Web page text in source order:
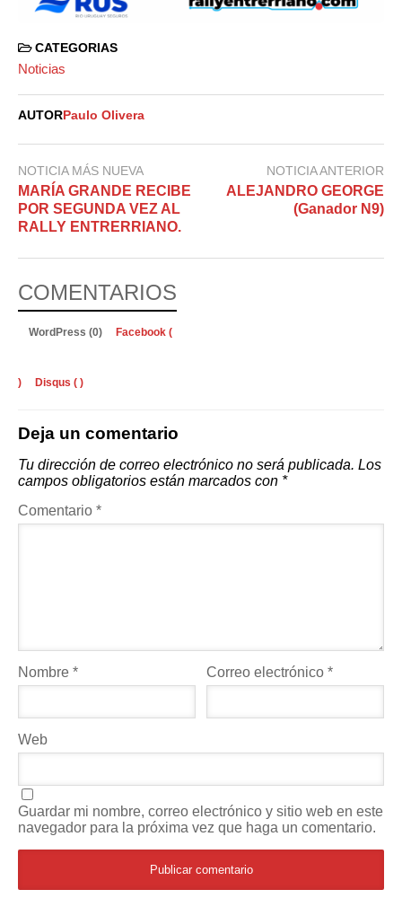
CATEGORIAS
Noticias
AUTOR Paulo Olivera
NOTICIA MÁS NUEVA
MARÍA GRANDE RECIBE
POR SEGUNDA VEZ AL
RALLY ENTRERRIANO.
NOTICIA ANTERIOR
ALEJANDRO GEORGE
(Ganador N9)
COMENTARIOS
WordPress (0) Facebook (
) Disqus ( )
Deja un comentario
Tu dirección de correo electrónico no será publicada. Los
campos obligatorios están marcados con *
Comentario *
Nombre * Correo electrónico*
Web
Guardar mi nombre, correo electrónico y sitio web en este
navegador para la próxima vez que haga un comentario.